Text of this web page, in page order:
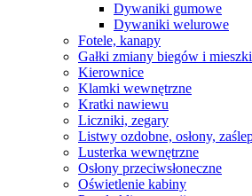
Dywaniki gumowe
Dywaniki welurowe
Fotele, kanapy
Gałki zmiany biegów i mieszki
Kierownice
Klamki wewnętrzne
Kratki nawiewu
Liczniki, zegary
Listwy ozdobne, osłony,
Lusterka wewnętrzne
Osłony przeciwsłoneczne
Oświetlenie kabiny